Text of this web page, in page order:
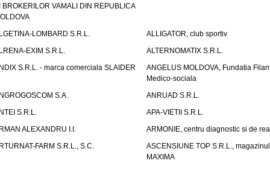
BROKERILOR VAMALI DIN REPUBLICA
LOMBARD S.R.L.
ALLIGATOR, club sportiv
EXIM S.R.L.
ALTERNOMATIX S.R.L.
S.R.L. - marca comerciala SLAIDER
ANGELUS MOLDOVA, Fundatia
Medico-sociala
S.A.
ANRUAD S.R.L.
S.R.L.
APA-VIETII S.R.L.
ALEXANDRU I.I.
ARMONIE, centru diagnostic si de
FARM S.R.L., S.C.
ASCENSIUNE TOP S.R.L., magazinul
MAXIMA